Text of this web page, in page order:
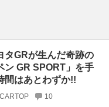
タGRが生んだ奇跡の
GR SPORT」を手
間はあとわずか!!
10